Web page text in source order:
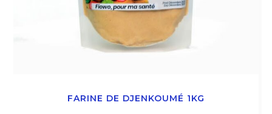
FARINE DE DJENKOUMÉ 1KG